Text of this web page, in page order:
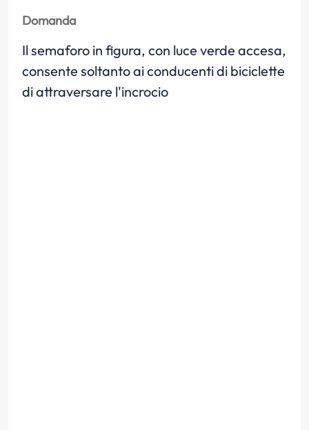
Domanda
Il semaforo in figura, con luce verde accesa,
consente soltanto ai conducenti di biciclette
di attraversare l'incrocio